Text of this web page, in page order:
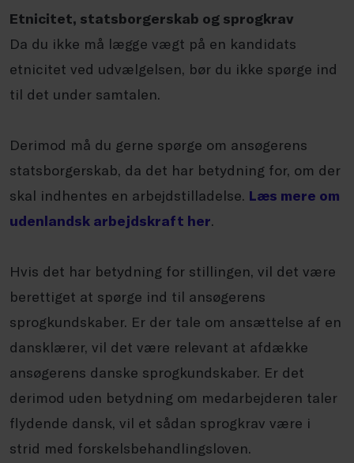
Etnicitet, statsborgerskab og sprogkrav
Da du ikke må lægge vægt på en kandidats
etnicitet ved udvælgelsen, bør du ikke spørge ind
til det under samtalen.
Derimod må du gerne spørge om ansøgerens
statsborgerskab, da det har betydning for, om der
skal indhentes en arbejdstilladelse. Læs mere om
udenlandsk arbejdskraft her.
Hvis det har betydning for stillingen, vil det være
berettiget at spørge ind til ansøgerens
sprogkundskaber. Er der tale om ansættelse af en
dansklærer, vil det være relevant at afdække
ansøgerens danske sprogkundskaber. Er det
derimod uden betydning om medarbejderen taler
flydende dansk, vil et sådan sprogkrav være i
strid med forskelsbehandlingsloven.